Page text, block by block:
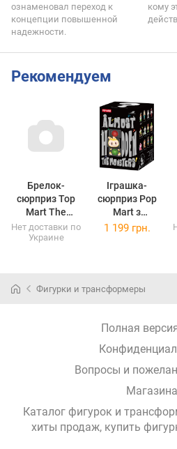
ознаменовал переход к
концепции повышенной
надежности.
кому
Рекомендуем
Брелок-
сюрприз Top
Mart The
Treasure
Pendant Loong
Іграшка-
сюрприз Pop
Mart з
колекційною
Нет доставки по
Украине
1 199 грн.
Фигурки и трансформеры
Полная
Вопросы и
Каталог фигурок и
хиты продаж, купить